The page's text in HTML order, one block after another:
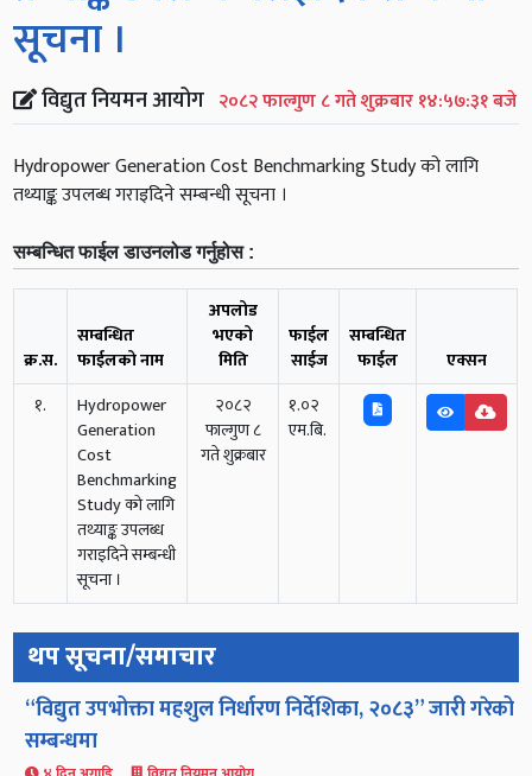
सूचना ।
विद्युत नियमन आयोग २०८२ फाल्गुण ८ गते शुक्रबार १४:५७:३१ बजे
Hydropower Generation Cost Benchmarking Study को लागि
तथ्याङ्क उपलब्ध गराइदिने सम्बन्धी सूचना ।
सम्बन्धित फाईल डाउनलोड गर्नुहोस :
क्र.स.
सम्बन्धित
फाईलको नाम
अपलोड
भएको
मिति
फाईल
साईज
सम्बन्धित
फाईल
एक्सन
१.
Hydropower
Generation
Cost
Benchmarking
Study को लागि
तथ्याङ्क उपलब्ध
गराइदिने सम्बन्धी
सूचना ।
२०८२
फाल्गुण ८
गते शुक्रबार
१.०२
एम.बि.
थप सूचना/समाचार
“विद्युत उपभोक्ता महशुल निर्धारण निर्देशिका, २०८३” जारी गरेको
सम्बन्धमा